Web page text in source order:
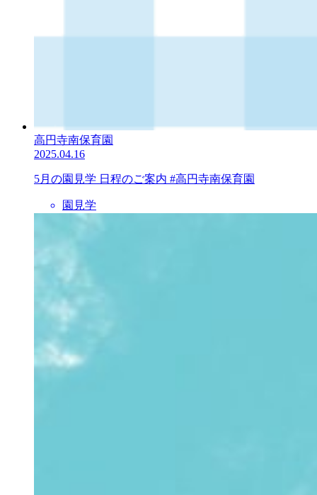
高円寺南保育園
2025.04.16
5月の園見学 日程のご案内 #高円寺南保育園
園見学